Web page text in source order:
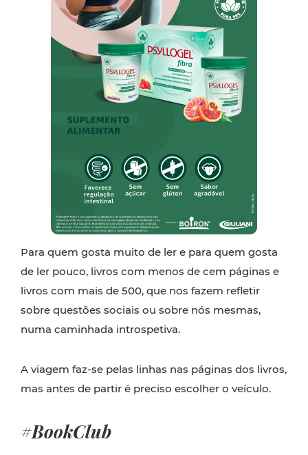
Para quem gosta muito de ler e para quem gosta
de ler pouco, livros com menos de cem páginas e
livros com mais de 500, que nos fazem refletir
sobre questões sociais ou sobre nós mesmas,
numa caminhada introspetiva.
A viagem faz-se pelas linhas nas páginas dos livros,
mas antes de partir é preciso escolher o veículo.
#BookClub